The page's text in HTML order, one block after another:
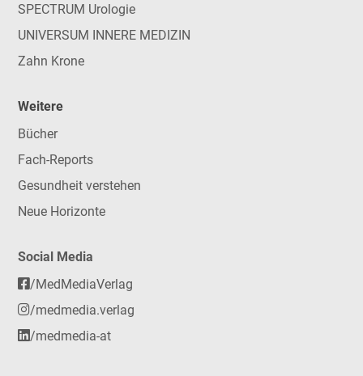
SPECTRUM Urologie
UNIVERSUM INNERE MEDIZIN
Zahn Krone
Weitere
Bücher
Fach-Reports
Gesundheit verstehen
Neue Horizonte
Social Media
/MedMediaVerlag
/medmedia.verlag
/medmedia-at